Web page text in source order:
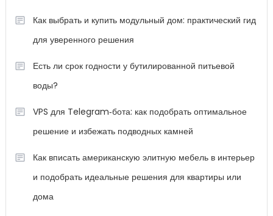
Как выбрать и купить модульный дом: практический гид
для уверенного решения
Есть ли срок годности у бутилированной питьевой
воды?
VPS для Telegram‑бота: как подобрать оптимальное
решение и избежать подводных камней
Как вписать американскую элитную мебель в интерьер
и подобрать идеальные решения для квартиры или
дома